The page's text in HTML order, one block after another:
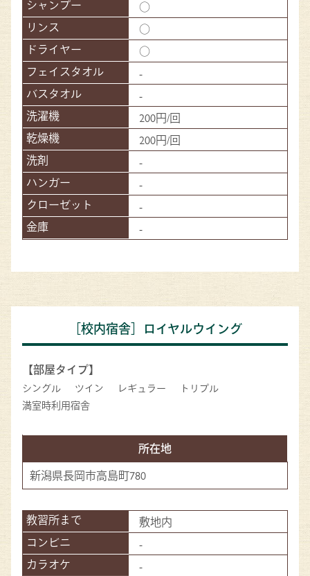
○
○
○
-
-
200円/回
200円/回
-
-
-
-
［校内宿舎］ロイヤルウイング
【部屋タイプ】
シングル ツイン レギュラー
トリプル
満室時利用宿舎
所在地
新潟県長岡市高島町780
敷地内
-
-